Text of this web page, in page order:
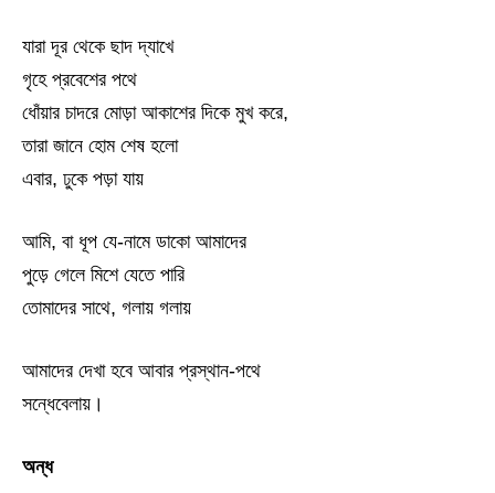
যারা দূর থেকে ছাদ দ্যাখে
গৃহে প্রবেশের পথে
ধোঁয়ার চাদরে মোড়া আকাশের দিকে মুখ করে,
তারা জানে হোম শেষ হলো
এবার, ঢুকে পড়া যায়
আমি, বা ধূপ যে-নামে ডাকো আমাদের
পুড়ে গেলে মিশে যেতে পারি
তোমাদের সাথে, গলায় গলায়
আমাদের দেখা হবে আবার প্রস্থান-পথে
সন্ধেবেলায়।
অন্ধ